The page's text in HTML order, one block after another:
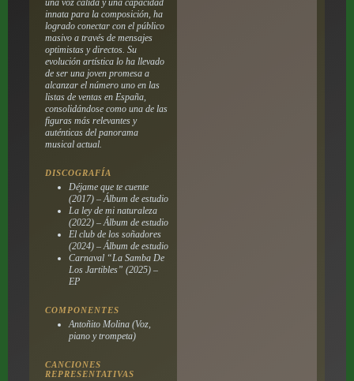
una voz cálida y una capacidad
innata para la composición, ha
logrado conectar con el público
masivo a través de mensajes
optimistas y directos. Su
evolución artística lo ha llevado
de ser una joven promesa a
alcanzar el número uno en las
listas de ventas en España,
consolidándose como una de las
figuras más relevantes y
auténticas del panorama
musical actual.
DISCOGRAFÍA
Déjame que te cuente
(2017) – Álbum de estudio
La ley de mi naturaleza
(2022) – Álbum de estudio
El club de los soñadores
(2024) – Álbum de estudio
Carnaval “La Samba De
Los Jartibles” (2025) –
EP
COMPONENTES
Antoñito Molina (Voz,
piano y trompeta)
CANCIONES
REPRESENTATIVAS